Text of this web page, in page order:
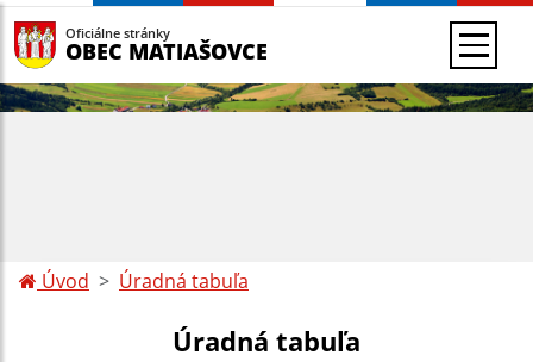
Oficiálne stránky
OBEC MATIAŠOVCE
Úvod Úradná tabuľa
Úradná tabuľa